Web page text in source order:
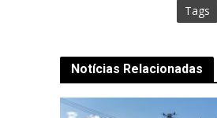
Tags
Notícias Relacionadas